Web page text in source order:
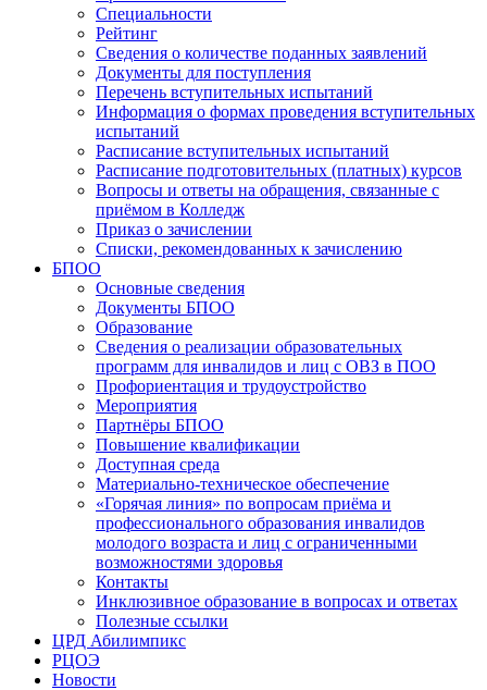
Специальности
Рейтинг
Сведения о количестве поданных заявлений
Документы для поступления
Перечень вступительных испытаний
Информация о формах проведения вступительных
испытаний
Расписание вступительных испытаний
Расписание подготовительных (платных) курсов
Вопросы и ответы на обращения, связанные с
приёмом в Колледж
Приказ о зачислении
Списки, рекомендованных к зачислению
БПОО
Основные сведения
Документы БПОО
Образование
Сведения о реализации образовательных
программ для инвалидов и лиц с ОВЗ в ПОО
Профориентация и трудоустройство
Мероприятия
Партнёры БПОО
Повышение квалификации
Доступная среда
Материально-техническое обеспечение
«Горячая линия» по вопросам приёма и
профессионального образования инвалидов
молодого возраста и лиц с ограниченными
возможностями здоровья
Контакты
Инклюзивное образование в вопросах и ответах
Полезные ссылки
ЦРД Абилимпикс
РЦОЭ
Новости